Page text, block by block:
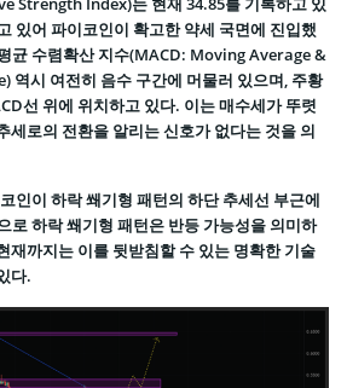
있어 파이코인이 확고한 약세 국면에 진입했
균 수렴확산 지수(MACD: Moving Average &
역시 여전히 음수 구간에 머물러 있으며, 주황
선 위에 위치하고 있다. 이는 매수세가 뚜렷
세로의 전환을 알리는 신호가 없다는 것을 의
인이 하락 쐐기형 패턴의 하단 추세선 부근에
로 하락 쐐기형 패턴은 반등 가능성을 의미하
재까지는 이를 뒷받침할 수 있는 명확한 기술
다.